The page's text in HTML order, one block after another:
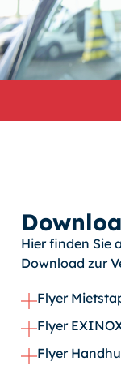
Hier finden Sie
Download zur
Flyer
Flyer
Flyer